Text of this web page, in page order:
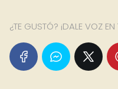
¿TE GUSTÓ? ¡DALE VOZ EN